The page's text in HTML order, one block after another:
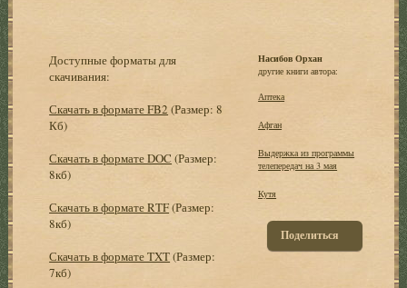
Доступные форматы для
скачивания:
Скачать в формате FB2 (Размер: 8
Кб)
Скачать в формате DOC (Размер:
8кб)
Скачать в формате RTF(Размер:
8кб)
Скачать в формате TXT(Размер:
7кб)
Насибов Орхан
другие книги автора:
Аптека
Афган
Выдержка из программы
телепередач на 3 мая
Кутя
Поделиться